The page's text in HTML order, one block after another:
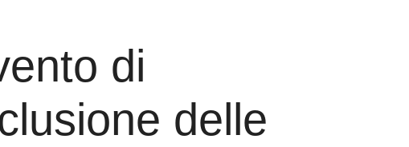
di
delle